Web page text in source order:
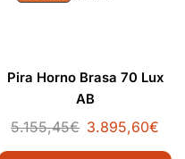
Pira Horno Brasa 70 Lux
AB
5.155,45€ 3.895,60€